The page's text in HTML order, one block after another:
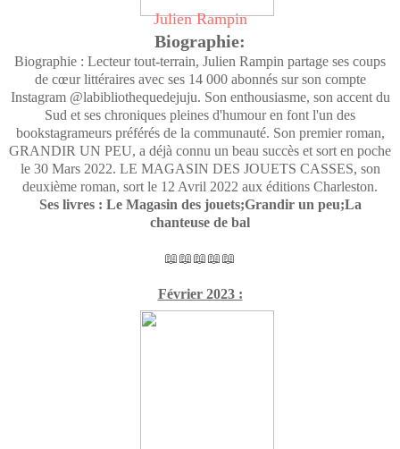
Julien Rampin
Biographie:
Biographie : Lecteur tout-terrain, Julien Rampin partage ses coups
de cœur littéraires avec ses 14 000 abonnés sur son compte
Instagram @labibliothequedejuju. Son enthousiasme, son accent du
Sud et ses chroniques pleines d'humour en font l'un des
bookstagrameurs préférés de la communauté. Son premier roman,
GRANDIR UN PEU, a déjà connu un beau succès et sort en poche
le 30 Mars 2022. LE MAGASIN DES JOUETS CASSES, son
deuxième roman, sort le 12 Avril 2022 aux éditions Charleston.
Ses livres : Le Magasin des jouets;Grandir un peu;La
chanteuse de bal
📖📖📖📖📖
Février 2023 :